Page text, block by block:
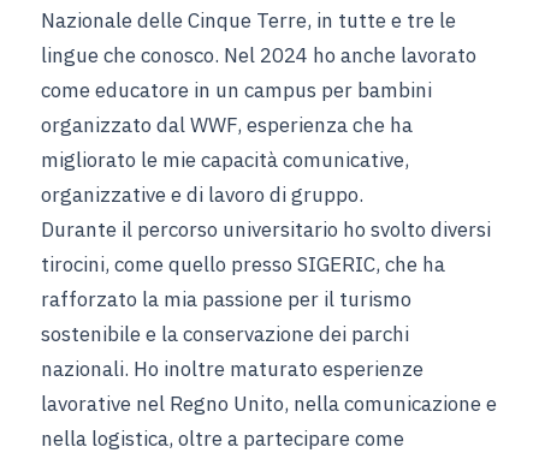
Nazionale delle Cinque Terre, in tutte e tre le
lingue che conosco. Nel 2024 ho anche lavorato
come educatore in un campus per bambini
organizzato dal WWF, esperienza che ha
migliorato le mie capacità comunicative,
organizzative e di lavoro di gruppo.
Durante il percorso universitario ho svolto diversi
tirocini, come quello presso SIGERIC, che ha
rafforzato la mia passione per il turismo
sostenibile e la conservazione dei parchi
nazionali. Ho inoltre maturato esperienze
lavorative nel Regno Unito, nella comunicazione e
nella logistica, oltre a partecipare come